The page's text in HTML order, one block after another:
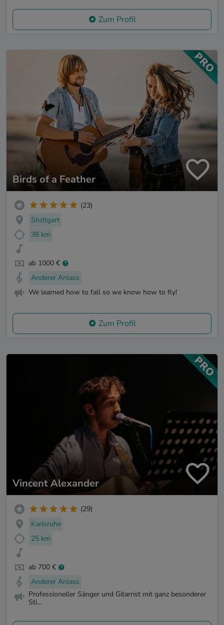
Zum Profil
Birds of a Feather
(23)
Stuttgart
38 km
ab 1000 €
Anderer Anlass
We learned how to fall so we know how to fly!
Zum Profil
Vincent Alexander
(29)
Karlsruhe
25 km
ab 700 €
Anderer Anlass
Professioneller Sänger und Gitarrist mit ganz besonderer
Sti...